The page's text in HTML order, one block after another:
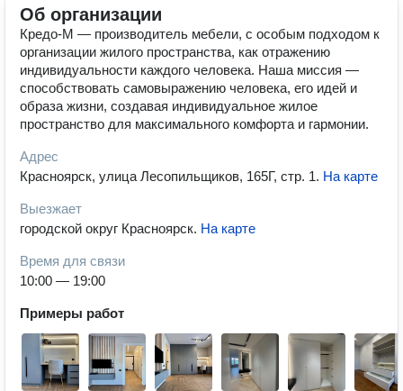
Об организации
Кредо-М — производитель мебели, с особым подходом к
организации жилого пространства, как отражению
индивидуальности каждого человека. Наша миссия —
способствовать самовыражению человека, его идей и
образа жизни, создавая индивидуальное жилое
пространство для максимального комфорта и гармонии.
Адрес
Красноярск, улица Лесопильщиков, 165Г, стр. 1. На карте
Выезжает
городской округ Красноярск. На карте
Время для связи
10:00 — 19:00
Примеры работ